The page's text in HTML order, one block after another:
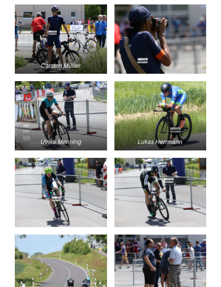
Carsten Müller
Ulrike Menning Lukas Herrmann